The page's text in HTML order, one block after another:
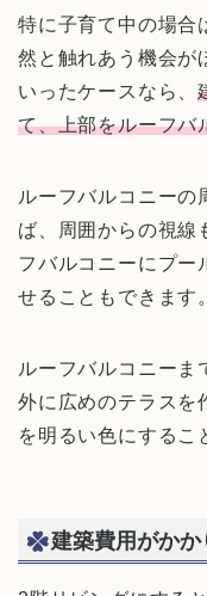
特に子育て中の場合
然と触れあう機会が
いったケースなら、
て、上部をルーフバ
ルーフバルコニーの
ば、周囲からの視線
フバルコニーにプー
せることもできます。
ルーフバルコニーま
外に広めのテラスを
を明るい色にするこ
建築費用がかか